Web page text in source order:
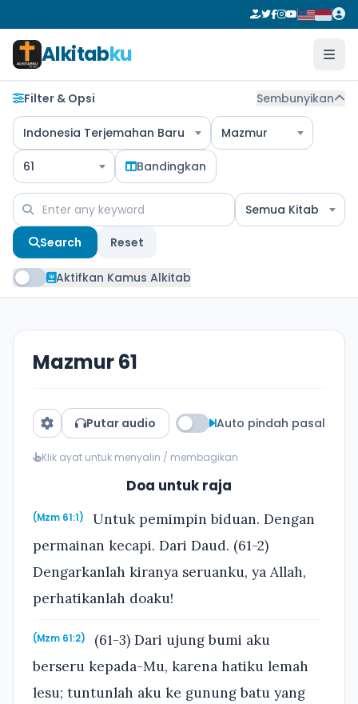
Alkitabku
Filter & Opsi Sembunyikan
Indonesia Terjemahan Baru Mazmur
61 Bandingkan
Semua Kitab
Search Reset
Aktifkan Kamus Alkitab
Mazmur 61
Putar audio Auto pindah pasal
Klik ayat untuk menyalin / membagikan
Doa untuk raja
(Mzm 61:1)
Untuk pemimpin biduan. Dengan
permainan kecapi. Dari Daud. (61-2)
Dengarkanlah kiranya seruanku, ya Allah,
perhatikanlah doaku!
(Mzm 61:2)
(61-3) Dari ujung bumi aku
berseru kepada-Mu, karena hatiku lemah
lesu; tuntunlah aku ke gunung batu yang